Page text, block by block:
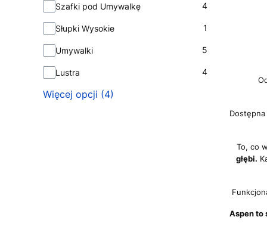
Szafki pod Umywalkę 4
Słupki Wysokie 1
Umywalki 5
Lustra 4
Więcej opcji (4)
To, co
głębi.
Aspen to